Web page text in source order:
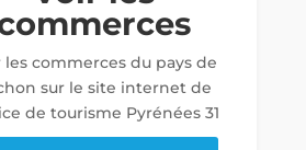
les commerces du pays de
sur le site internet de
de tourisme Pyrénées 31